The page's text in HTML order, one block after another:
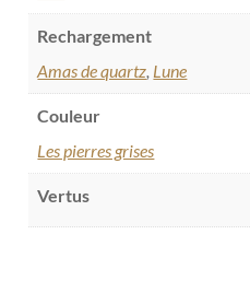
Rechargement
Amas de quartz, Lune
Couleur
Les pierres grises
Vertus